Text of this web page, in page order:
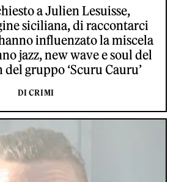
a Julien Lesuisse,
siciliana, di raccontarci
influenzato la miscela
jazz, new wave e soul del
gruppo ‘Scuru Cauru’
DI CRIMI